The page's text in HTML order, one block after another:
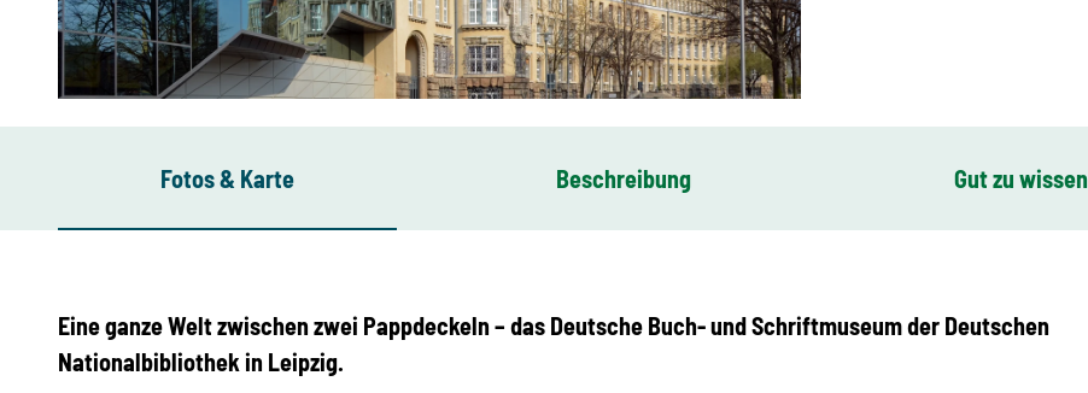
Fotos & Karte Beschreibung Gut zu wissen
Eine ganze Welt zwischen zwei Pappdeckeln – das Deutsche Buch- und Schriftmuseum der Deutschen
Nationalbibliothek in Leipzig.